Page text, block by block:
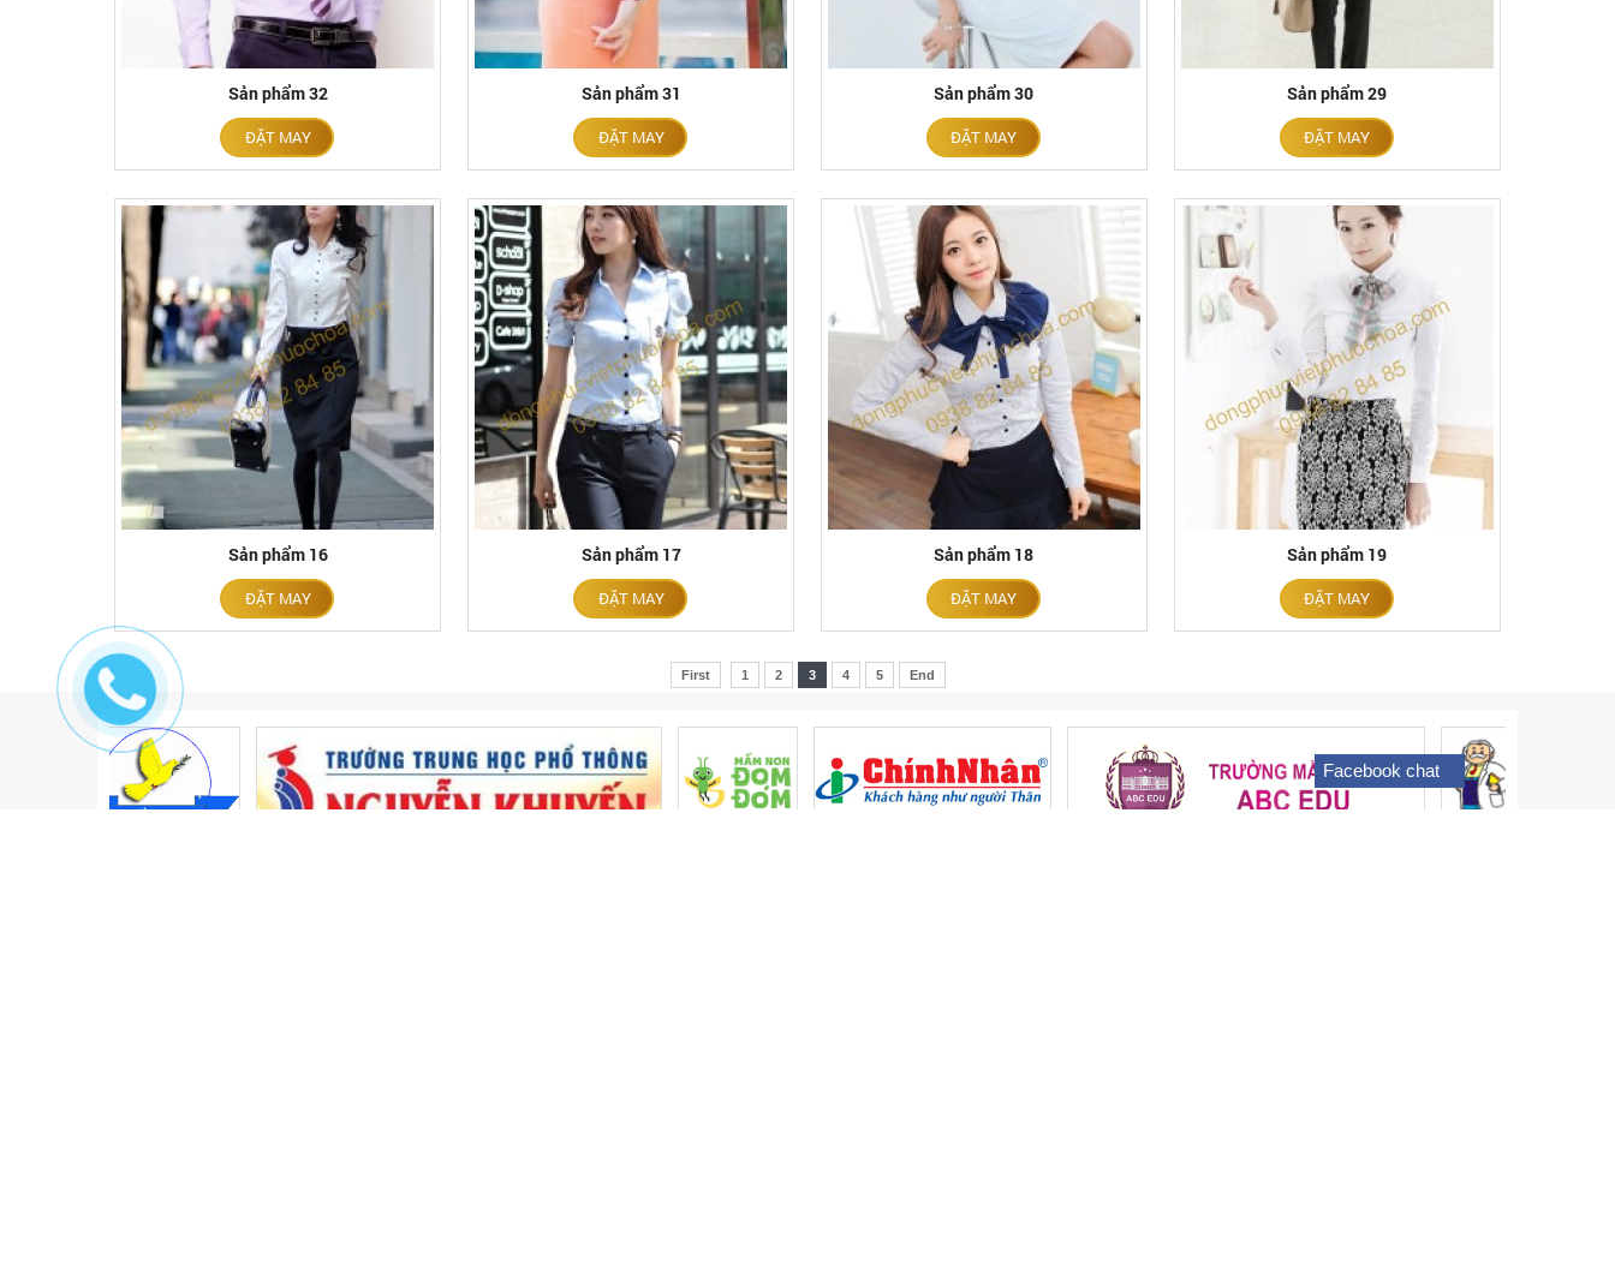
Sản phẩm 32
ĐẶT MAY
Sản phẩm 31
ĐẶT MAY
Sản phẩm 30
ĐẶT MAY
Sản phẩm 29
ĐẶT MAY
Sản phẩm 16
ĐẶT MAY
Sản phẩm 17
ĐẶT MAY
Sản phẩm 18
ĐẶT MAY
Sản phẩm 19
ĐẶT MAY
First 1 2 3 4 5 End
Facebook chat